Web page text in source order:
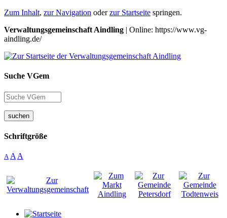
Zum Inhalt, zur Navigation oderzur Startseite springen.
Verwaltungsgemeinschaft Aindling | Online: https://www.vg-
aindling.de/
Suche VGem
suchen
Schriftgröße
A A A